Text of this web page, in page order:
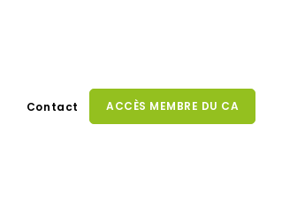
Contact ACCÈS MEMBRE DU CA